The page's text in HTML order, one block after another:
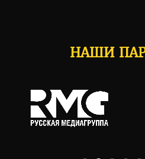
НАШИ